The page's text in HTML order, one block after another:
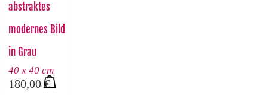
abstraktes
modernes Bild
in Grau
40 x 40 cm
180,00€